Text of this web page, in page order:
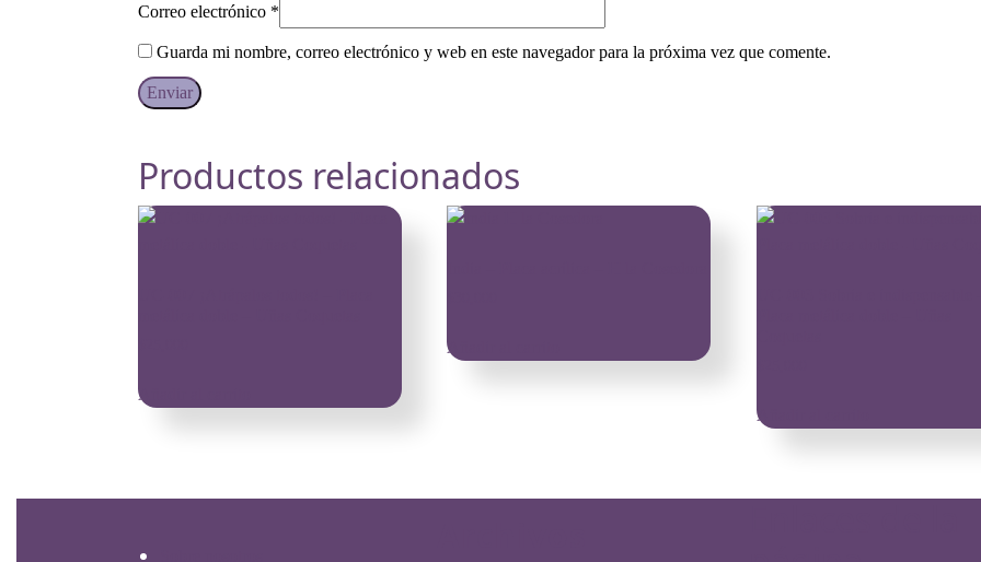
Correo electrónico *
Guarda mi nombre, correo electrónico y web en este navegador para la próxima vez que comente.
Productos relacionados
Añadir al carrito
Añadir al carrito
Añadir al carrito